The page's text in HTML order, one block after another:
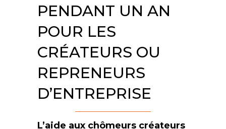
PENDANT UN AN
POUR LES
CRÉATEURS OU
REPRENEURS
D’ENTREPRISE
L’aide aux chômeurs créateurs